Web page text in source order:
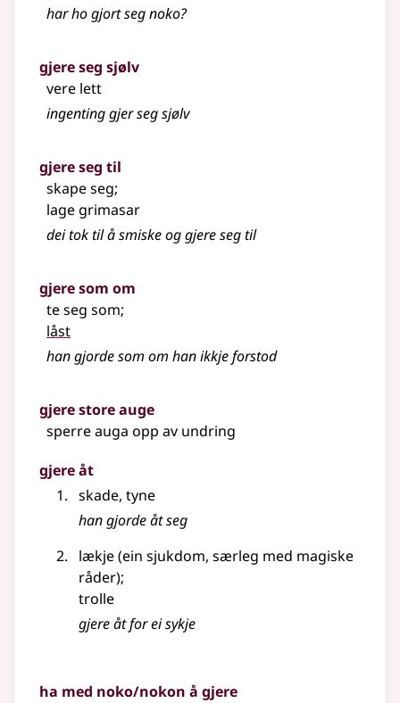
har ho gjort seg noko?
gjere seg sjølv
vere lett
ingenting gjer seg sjølv
gjere seg til
skape seg;
lage grimasar
dei tok til å smiske og gjere seg til
gjere som om
te seg som;
låst
han gjorde som om han ikkje forstod
gjere store auge
sperre auga opp av undring
gjere åt
skade, tyne
han gjorde åt seg
lækje (ein sjukdom, særleg med magiske
råder);
trolle
gjere åt for ei sykje
ha med noko/nokon å gjere